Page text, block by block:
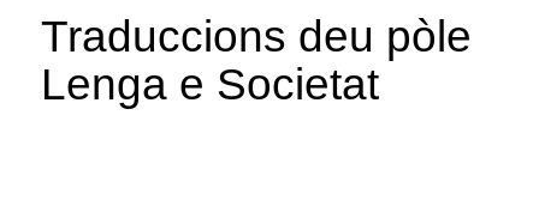
Traduccions deu pòle
Lenga e Societat